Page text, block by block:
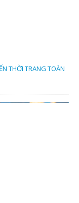
THỜI TRANG TOÀN